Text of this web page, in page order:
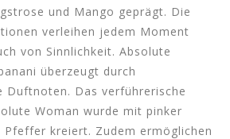
und Mango geprägt. Die
verleihen jedem Moment
von Sinnlichkeit. Absolute
überzeugt durch
Duftnoten. Das verführerische
Woman wurde mit pinker
kreiert. Zudem ermöglichen